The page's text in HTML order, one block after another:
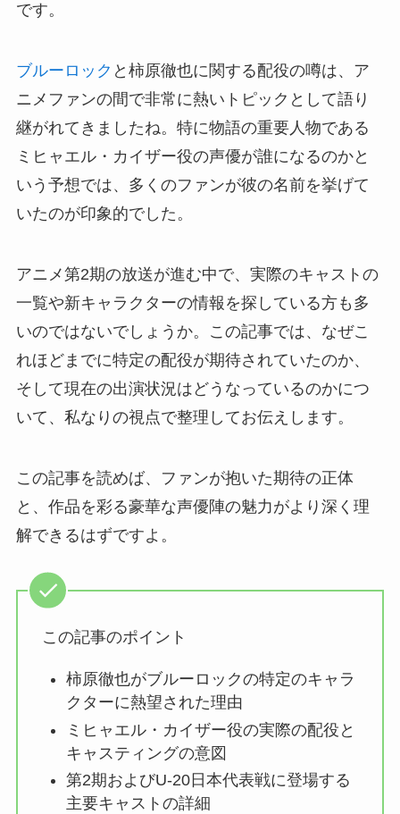
です。
ブルーロック と柿原徹也に関する配役の噂は、ア
ニメファンの間で非常に熱いトピックとして語り
継がれてきましたね。特に物語の重要人物である
ミヒャエル・カイザー役の声優が誰になるのかと
いう予想では、多くのファンが彼の名前を挙げて
いたのが印象的でした。
アニメ第2期の放送が進む中で、実際のキャストの
一覧や新キャラクターの情報を探している方も多
いのではないでしょうか。この記事では、なぜこ
れほどまでに特定の配役が期待されていたのか、
そして現在の出演状況はどうなっているのかにつ
いて、私なりの視点で整理してお伝えします。
この記事を読めば、ファンが抱いた期待の正体
と、作品を彩る豪華な声優陣の魅力がより深く理
解できるはずですよ。
この記事のポイント
柿原徹也がブルーロックの特定のキャラ
クターに熱望された理由
ミヒャエル・カイザー役の実際の配役と
キャスティングの意図
第2期およびU-20日本代表戦に登場する
主要キャストの詳細